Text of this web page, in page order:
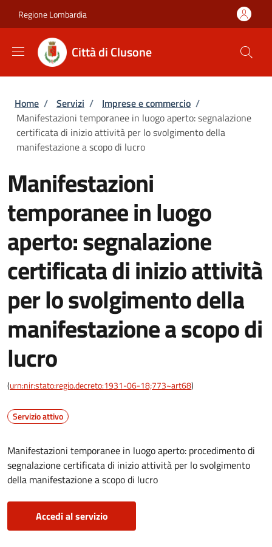
Regione Lombardia
Città di Clusone
Briciole di pane
Home / Servizi / Imprese e commercio /
Manifestazioni temporanee in luogo aperto: segnalazione
certificata di inizio attività per lo svolgimento della
manifestazione a scopo di lucro
Manifestazioni
temporanee in luogo
aperto: segnalazione
certificata di inizio attività
per lo svolgimento della
manifestazione a scopo di
lucro
(urn:nir:stato:regio.decreto:1931-06-18;773~art68)
Servizio attivo
Manifestazioni temporanee in luogo aperto: procedimento di
segnalazione certificata di inizio attività per lo svolgimento
della manifestazione a scopo di lucro
Accedi al servizio